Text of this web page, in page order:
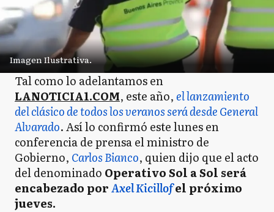
Imagen Ilustrativa.
Tal como lo adelantamos en
LANOTICIA1.COM, este año,el lanzamiento
del clásico de todos los veranos será desde General
Alvarado. Así lo confirmó este lunes en
conferencia de prensa el ministro de
Gobierno, Carlos Bianco, quien dijo que el acto
del denominado Operativo Sol a Sol será
encabezado porAxel Kicillofel próximo
jueves.